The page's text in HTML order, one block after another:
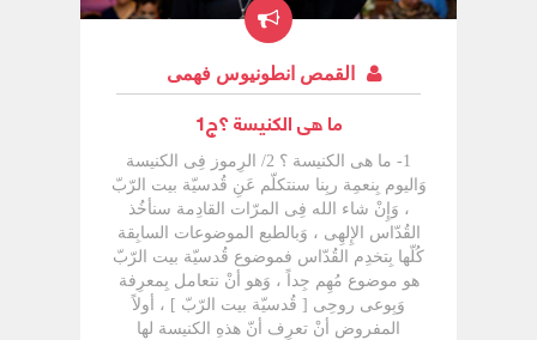
القمص انطونيوس فهمى
ما هى الكنيسة ؟ج1
1- ما هى الكنيسة ؟ 2/ الرِموز فِى الكنيسة
وَاليوم بِنعمِة ربِنا سنتكلّم عَنِ قُدسيّة بيت الرّبّ
، وَإِنْ شاء الله فِى المرّات القادِمة سنأخُذ
القُدّاس الإِلهِى ، وَبالطبع الموضوعات السابِقة
كُلّها بِتخدِم القُدّاس فموضوع قُدسيّة بيت الرّبّ
هو موضوع مُهِم جِداً ، وَهو أنْ نتعامل بِمعرِفة
وَبِوعى روحِى [ قُدسيّة بيت الرّبّ ] ، أولاً
المفروض أنْ تعرِف أنّ هذهِ الكنيسة لها